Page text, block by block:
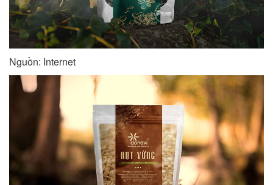
Nguồn: Internet